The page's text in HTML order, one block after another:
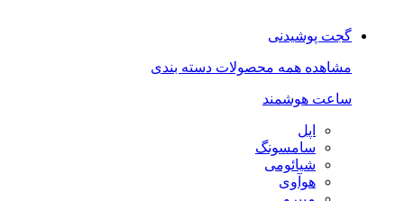
گجت پوشیدنی
مشاهده همه محصولات دسته بندی
ساعت هوشمند
اپل
سامسونگ
شیائومی
هوآوی